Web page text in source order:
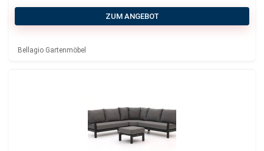
ZUM ANGEBOT
Bellagio Gartenmöbel